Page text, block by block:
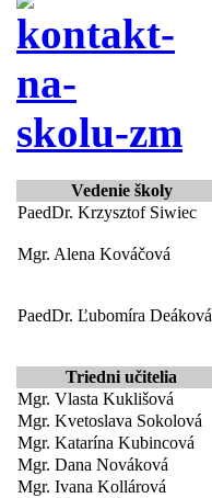
Vedenie školy
PaedDr. Krzysztof Siwiec
Mgr. Alena Kováčová
PaedDr. Ľubomíra Deáková
Triedni učitelia
Mgr. Vlasta Kuklišová
Mgr. Kvetoslava Sokolová
Mgr. Katarína Kubincová
Mgr. Dana Nováková
Mgr. Ivana Kollárová